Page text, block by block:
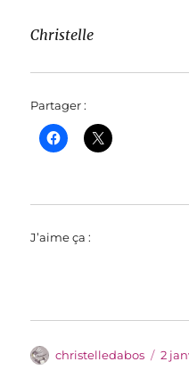
Christelle
Partager :
J’aime ça :
Auteur
christelledabos 2